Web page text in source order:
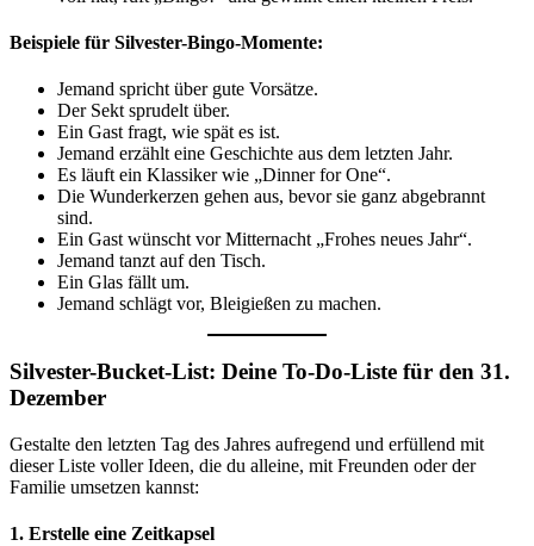
Beispiele für Silvester-Bingo-Momente:
Jemand spricht über gute Vorsätze.
Der Sekt sprudelt über.
Ein Gast fragt, wie spät es ist.
Jemand erzählt eine Geschichte aus dem letzten Jahr.
Es läuft ein Klassiker wie „Dinner for One“.
Die Wunderkerzen gehen aus, bevor sie ganz abgebrannt
sind.
Ein Gast wünscht vor Mitternacht „Frohes neues Jahr“.
Jemand tanzt auf den Tisch.
Ein Glas fällt um.
Jemand schlägt vor, Bleigießen zu machen.
Silvester-Bucket-List: Deine To-Do-Liste für den 31.
Dezember
Gestalte den letzten Tag des Jahres aufregend und erfüllend mit
dieser Liste voller Ideen, die du alleine, mit Freunden oder der
Familie umsetzen kannst:
1. Erstelle eine Zeitkapsel